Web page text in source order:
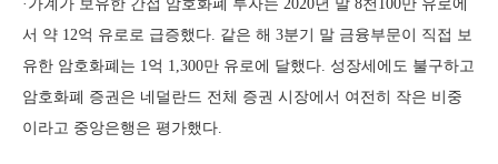
·가계가 보유한 간접 암호화폐 투자는 2020년 말 8천100만 유로에
서 약 12억 유로로 급증했다. 같은 해 3분기 말 금융부문이 직접 보
유한 암호화폐는 1억 1,300만 유로에 달했다. 성장세에도 불구하고
암호화폐 증권은 네덜란드 전체 증권 시장에서 여전히 작은 비중
이라고 중앙은행은 평가했다.